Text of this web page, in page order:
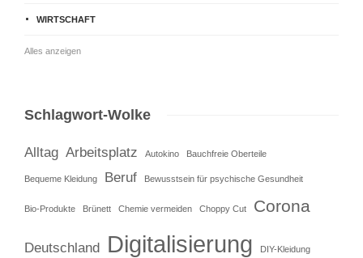
WIRTSCHAFT
Alles anzeigen
Schlagwort-Wolke
Alltag Arbeitsplatz Autokino Bauchfreie Oberteile
Bequeme Kleidung Beruf Bewusstsein für psychische Gesundheit
Bio-Produkte Brünett Chemie vermeiden Choppy Cut Corona
Deutschland Digitalisierung DIY-Kleidung